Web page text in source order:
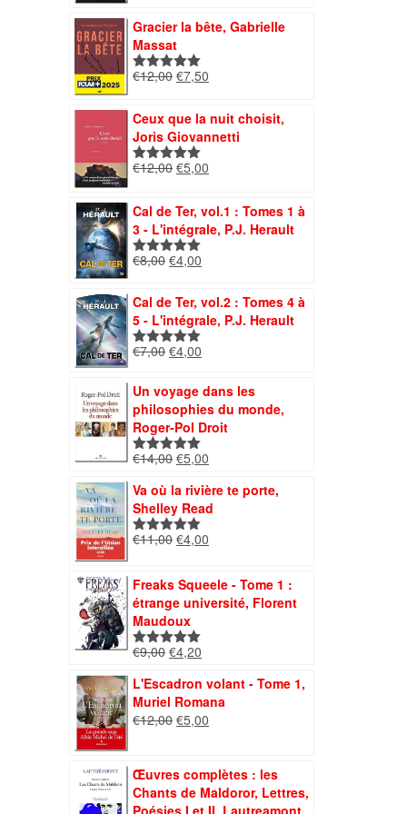
était :
€12,00.
est :
Gracier la bête, Gabrielle
Massat
Note5.00
€12,00 Le
initial
était :
€12,00.
€7,50
actuel
est :
€7,50.
Ceux que la nuit choisit,
Joris Giovannetti
Note5.00
€12,00 Le
initial
était :
€12,00.
€5,00
actuel
est :
€5,00.
Cal de Ter, vol.1 : Tomes 1 à
3 - L'intégrale, P.J. Herault
Note5.00
€8,00 Le
initial
était :
€8,00.
€4,00
actuel
est :
€4,00.
Cal de Ter, vol.2 : Tomes 4 à
5 - L'intégrale, P.J. Herault
Note5.00
€7,00 Le
initial
était :
€7,00.
€4,00
actuel
est :
€4,00.
Un voyage dans les
philosophies du monde,
Roger-Pol Droit
Note5.00
€14,00 Le
initial
était :
€14,00.
€5,00
actuel
est :
Va où la rivière te porte,
Shelley Read
Note5.00
€11,00 Le
était :
€11,00.
€4,00
est :
€4,00.
Freaks Squeele - Tome 1 :
étrange université, Florent
Maudoux
Note5.00
€9,00 Le
initial
était :
€9,00.
€4,20
actuel
est :
€4,20.
L'Escadron volant - Tome 1,
Muriel Romana
€12,00 Le
était :
€12,00.
€5,00
est :
€5,00.
Œuvres complètes : les
Chants de Maldoror, Lettres,